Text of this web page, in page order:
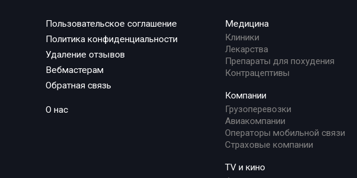
Пользовательское соглашение
Политика конфиденциальности
Удаление отзывов
Вебмастерам
Обратная связь
О нас
Медицина
Клиники
Лекарства
Препараты для похудения
Контрацептивы
Компании
Грузоперевозки
Авиакомпании
Операторы мобильной связи
Страховые компании
TV и кино